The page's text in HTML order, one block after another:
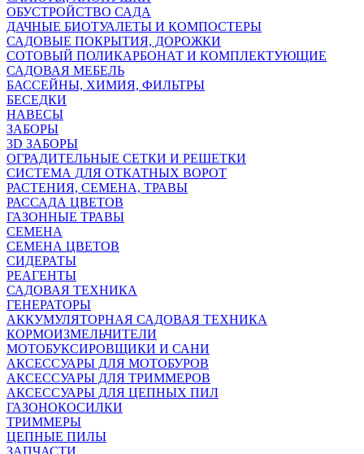
ОБУСТРОЙСТВО САДА
ДАЧНЫЕ БИОТУАЛЕТЫ И КОМПОСТЕРЫ
САДОВЫЕ ПОКРЫТИЯ, ДОРОЖКИ
СОТОВЫЙ ПОЛИКАРБОНАТ И КОМПЛЕКТУЮЩИЕ
САДОВАЯ МЕБЕЛЬ
БАССЕЙНЫ, ХИМИЯ, ФИЛЬТРЫ
БЕСЕДКИ
НАВЕСЫ
ЗАБОРЫ
3D ЗАБОРЫ
ОГРАДИТЕЛЬНЫЕ СЕТКИ И РЕШЕТКИ
СИСТЕМА ДЛЯ ОТКАТНЫХ ВОРОТ
РАСТЕНИЯ, СЕМЕНА, ТРАВЫ
РАССАДА ЦВЕТОВ
ГАЗОННЫЕ ТРАВЫ
СЕМЕНА
СЕМЕНА ЦВЕТОВ
СИДЕРАТЫ
РЕАГЕНТЫ
САДОВАЯ ТЕХНИКА
ГЕНЕРАТОРЫ
АККУМУЛЯТОРНАЯ САДОВАЯ ТЕХНИКА
КОРМОИЗМЕЛЬЧИТЕЛИ
МОТОБУКСИРОВЩИКИ И САНИ
АКСЕССУАРЫ ДЛЯ МОТОБУРОВ
АКСЕССУАРЫ ДЛЯ ТРИММЕРОВ
АКСЕССУАРЫ ДЛЯ ЦЕПНЫХ ПИЛ
ГАЗОНОКОСИЛКИ
ТРИММЕРЫ
ЦЕПНЫЕ ПИЛЫ
ЗАПЧАСТИ